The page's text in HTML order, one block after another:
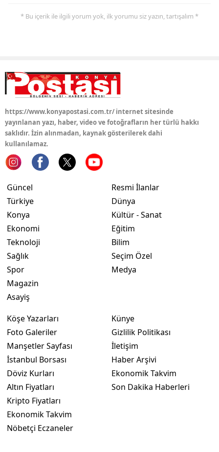
* Bu içerik ile ilgili yorum yok, ilk yorumu siz yazın, tartışalım *
https://www.konyapostasi.com.tr/ internet sitesinde
yayınlanan yazı, haber, video ve fotoğrafların her türlü hakkı
saklıdır. İzin alınmadan, kaynak gösterilerek dahi
kullanılamaz.
Güncel
Türkiye
Konya
Ekonomi
Teknoloji
Sağlık
Spor
Magazin
Asayiş
Resmi İlanlar
Dünya
Kültür - Sanat
Eğitim
Bilim
Seçim Özel
Medya
Köşe Yazarları
Foto Galeriler
Manşetler Sayfası
İstanbul Borsası
Döviz Kurları
Altın Fiyatları
Kripto Fiyatları
Ekonomik Takvim
Nöbetçi Eczaneler
Künye
Gizlilik Politikası
İletişim
Haber Arşivi
Ekonomik Takvim
Son Dakika Haberleri